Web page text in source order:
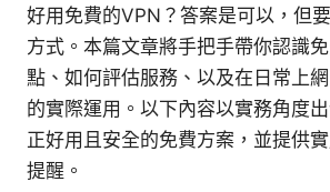
好用免費的VPN？答案是可以，但
方式。本篇文章將手把手帶你認識
點、如何評估服務、以及在日常上
的實際運用。以下內容以實務角度
正好用且安全的免費方案，並提供
提醒。